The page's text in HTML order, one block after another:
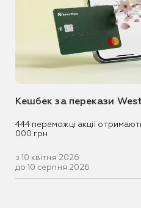
Кешбек за перекази
444 переможці акції
000 грн
з 10 квітня 2026
до 10 серпня 2026